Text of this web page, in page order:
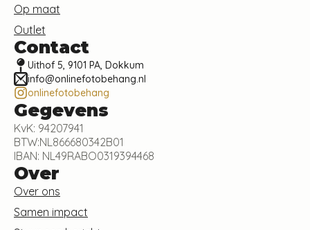
Op maat
Outlet
Contact
Uithof 5, 9101 PA, Dokkum
info@onlinefotobehang.nl
onlinefotobehang
Gegevens
KvK: 94207941
BTW:NL866680342B01
IBAN: NL49RABO0319394468
Over
Over ons
Samen impact